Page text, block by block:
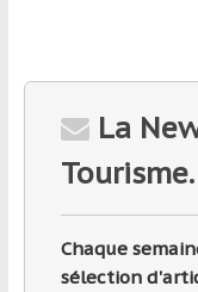
La
Tourisme.
Chaque
sélection